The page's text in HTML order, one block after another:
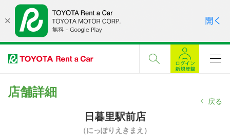
店舗詳細
戻る
日暮里駅前店
（にっぽりえきまえ）